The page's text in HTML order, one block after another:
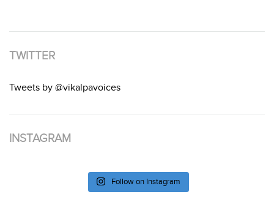
TWITTER
Tweets by @vikalpavoices
INSTAGRAM
Follow on Instagram